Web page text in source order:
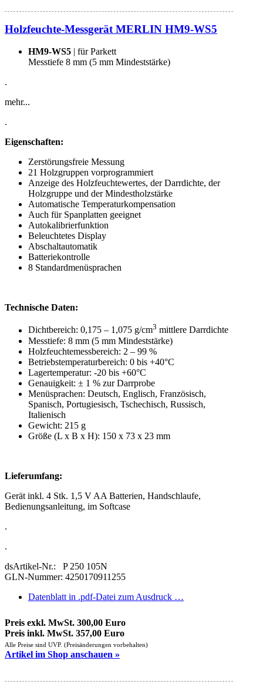
Holzfeuchte-Messgerät MERLIN HM9-WS5
HM9-WS5 | für Parkett
Messtiefe 8 mm (5 mm Mindeststärke)
.
mehr...
.
Eigenschaften:
Zerstörungsfreie Messung
21 Holzgruppen vorprogrammiert
Anzeige des Holzfeuchtewertes, der Darrdichte, der
Holzgruppe und der Mindestholzstärke
Automatische Temperaturkompensation
Auch für Spanplatten geeignet
Autokalibrierfunktion
Beleuchtetes Display
Abschaltautomatik
Batteriekontrolle
8 Standardmenüsprachen
Technische Daten:
Dichtbereich: 0,175 – 1,075 g/cm3 mittlere Darrdichte
Messtiefe: 8 mm (5 mm Mindeststärke)
Holzfeuchtemessbereich: 2 – 99 %
Betriebstemperaturbereich: 0 bis +40°C
Lagertemperatur: -20 bis +60°C
Genauigkeit: ± 1 % zur Darrprobe
Menüsprachen: Deutsch, Englisch, Französisch,
Spanisch, Portugiesisch, Tschechisch, Russisch,
Italienisch
Gewicht: 215 g
Größe (L x B x H): 150 x 73 x 23 mm
Lieferumfang:
Gerät inkl. 4 Stk. 1,5 V AA Batterien, Handschlaufe,
Bedienungsanleitung, im Softcase
.
.
dsArtikel-Nr.: P 250 105N
GLN-Nummer: 4250170911255
Datenblatt in .pdf-Datei zum Ausdruck …
Preis exkl. MwSt. 300,00 Euro
Preis inkl. MwSt. 357,00 Euro
Alle Preise sind UVP. (Preisänderungen vorbehalten)
Artikel im Shop anschauen »